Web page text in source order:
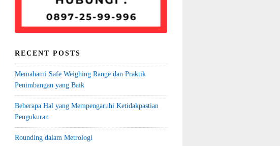
RECENT POSTS
Memahami Safe Weighing Range dan Praktik
Penimbangan yang Baik
Beberapa Hal yang Mempengaruhi Ketidakpastian
Pengukuran
Rounding dalam Metrologi